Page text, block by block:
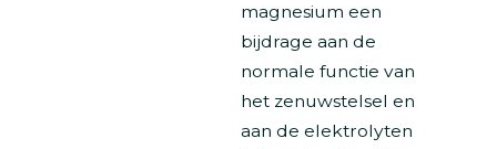
magnesium een
bijdrage aan de
normale functie van
het zenuwstelsel en
aan de elektrolyten